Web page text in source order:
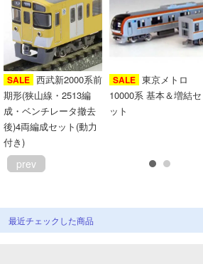
ログイン/マイページ
お気に入りリスト
新規会員登録
会員ランクについて
レビューについて
SALE 西武新2000系前
期形(狭山線・2513編
成・ベンチレータ撤去
後)4両編成セット(動力
付き)
SALE 東京メトロ
10000系 基本＆増結セ
ット
prev
最近チェックした商品